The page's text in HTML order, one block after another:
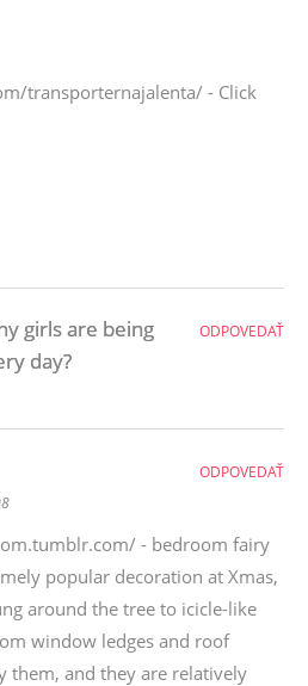
transporternajalenta/ - Click
girls are being
day?
ODPOVEDAŤ
- bedroom fairy
popular decoration at Xmas,
around the tree to icicle-like
window ledges and roof
them, and they are relatively
ODPOVEDAŤ